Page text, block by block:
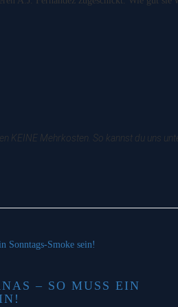
KEINE Mehrkosten. So kannst du uns
– SO MUSS EIN